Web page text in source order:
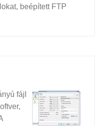
beépített FTP
fájl